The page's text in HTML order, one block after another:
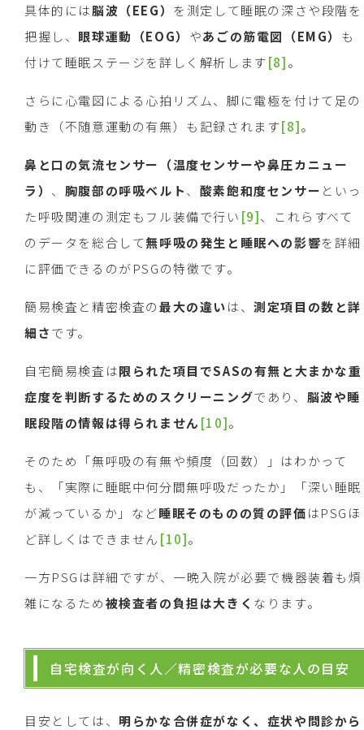
具体的には脳波（EEG） を測定して睡眠の深さや段階を
把握し、 眼球運動（EOG） やあごの筋電図（EMG） も
付けて睡眠ステージを詳しく解析します[8]。
さらに心電図による心拍リズム、脚に電極を付けて足の
動き（不随意運動の有無）も記録されます[8]。
鼻と口の気流センサー（温度センサーや鼻圧カニュー
ラ） 、 胸腹部の呼吸ベルト、 酸素飽和度センサー といっ
た呼吸関連の測定もフル装備で行い [9]、これらすべて
のデータを総合して無呼吸の発生と睡眠への影響を詳細
に評価できるのがPSGの特徴です。
簡易検査と精密検査の最大の違いは、測定項目の数と詳
細さです。
自宅簡易検査は限られた項目でSASの有無と大まかな重
症度を判断するためのスクリーニングであり、 脳波や睡
眠段階の情報は得られません [10]。
そのため「無呼吸の有無や頻度（回数）」はわかって
も、「実際に睡眠中何分間無呼吸だったか」「深い睡眠
が減っているか」など睡眠そのものの質の評価はPSGほ
ど詳しくはできません [10]。
一方PSGは詳細ですが、一晩入院が必要で機器装着も煩
雑になるため被検査者の負担は大きく なります。
自宅検査が向く人／精密検査が必要な人の目安
目安としては、 明らかな合併症がなく、症状や問診から